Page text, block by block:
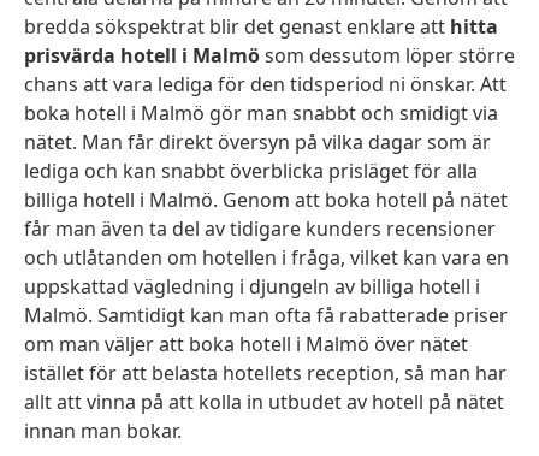
bredda sökspektrat blir det genast enklare att hitta
prisvärda hotell i Malmösom dessutom löper större
chans att vara lediga för den tidsperiod ni önskar. Att
boka hotell i Malmö gör man snabbt och smidigt via
nätet. Man får direkt översyn på vilka dagar som är
lediga och kan snabbt överblicka prisläget för alla
billiga hotell i Malmö. Genom att boka hotell på nätet
får man även ta del av tidigare kunders recensioner
och utlåtanden om hotellen i fråga, vilket kan vara en
uppskattad vägledning i djungeln av billiga hotell i
Malmö. Samtidigt kan man ofta få rabatterade priser
om man väljer att boka hotell i Malmö över nätet
istället för att belasta hotellets reception, så man har
allt att vinna på att kolla in utbudet av hotell på nätet
innan man bokar.